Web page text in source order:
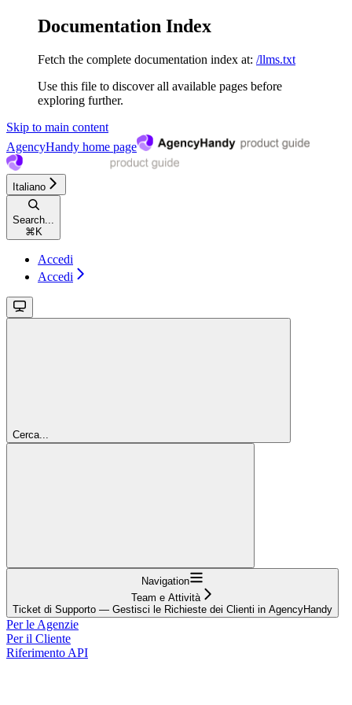
Documentation Index
Fetch the complete documentation index at: /llms.txt
Use this file to discover all available pages before
exploring further.
Skip to main content
AgencyHandy home page
Italiano
Search...
⌘ K
Accedi
Accedi
Cerca...
Navigation
Team e Attività
Ticket di Supporto — Gestisci le Richieste dei Clienti in AgencyHandy
Per le Agenzie
Per il Cliente
Riferimento API